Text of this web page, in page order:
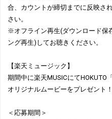
合、カウントが締切までに反映さ
さい。
※オフライン再生(ダウンロード保
ング再生)してお聴きください。
【楽天ミュージック】
期間中に楽天MUSICにてHOKUTO
オリジナルムービーをプレゼント！
＜応募期間＞